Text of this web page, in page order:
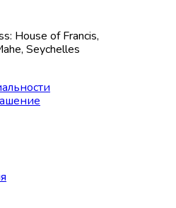
House of Francis,
Seychelles